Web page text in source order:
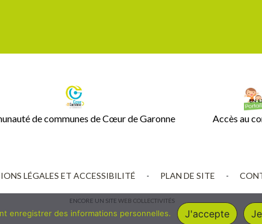
de communes de Cœur de Garonne Accès au
LÉGALES ET ACCESSIBILITÉ - PLAN DE SITE -
ENCORE UN SITE WEB COLLECTIVITÉS
enregistrer des informations personnelles. J'accepte